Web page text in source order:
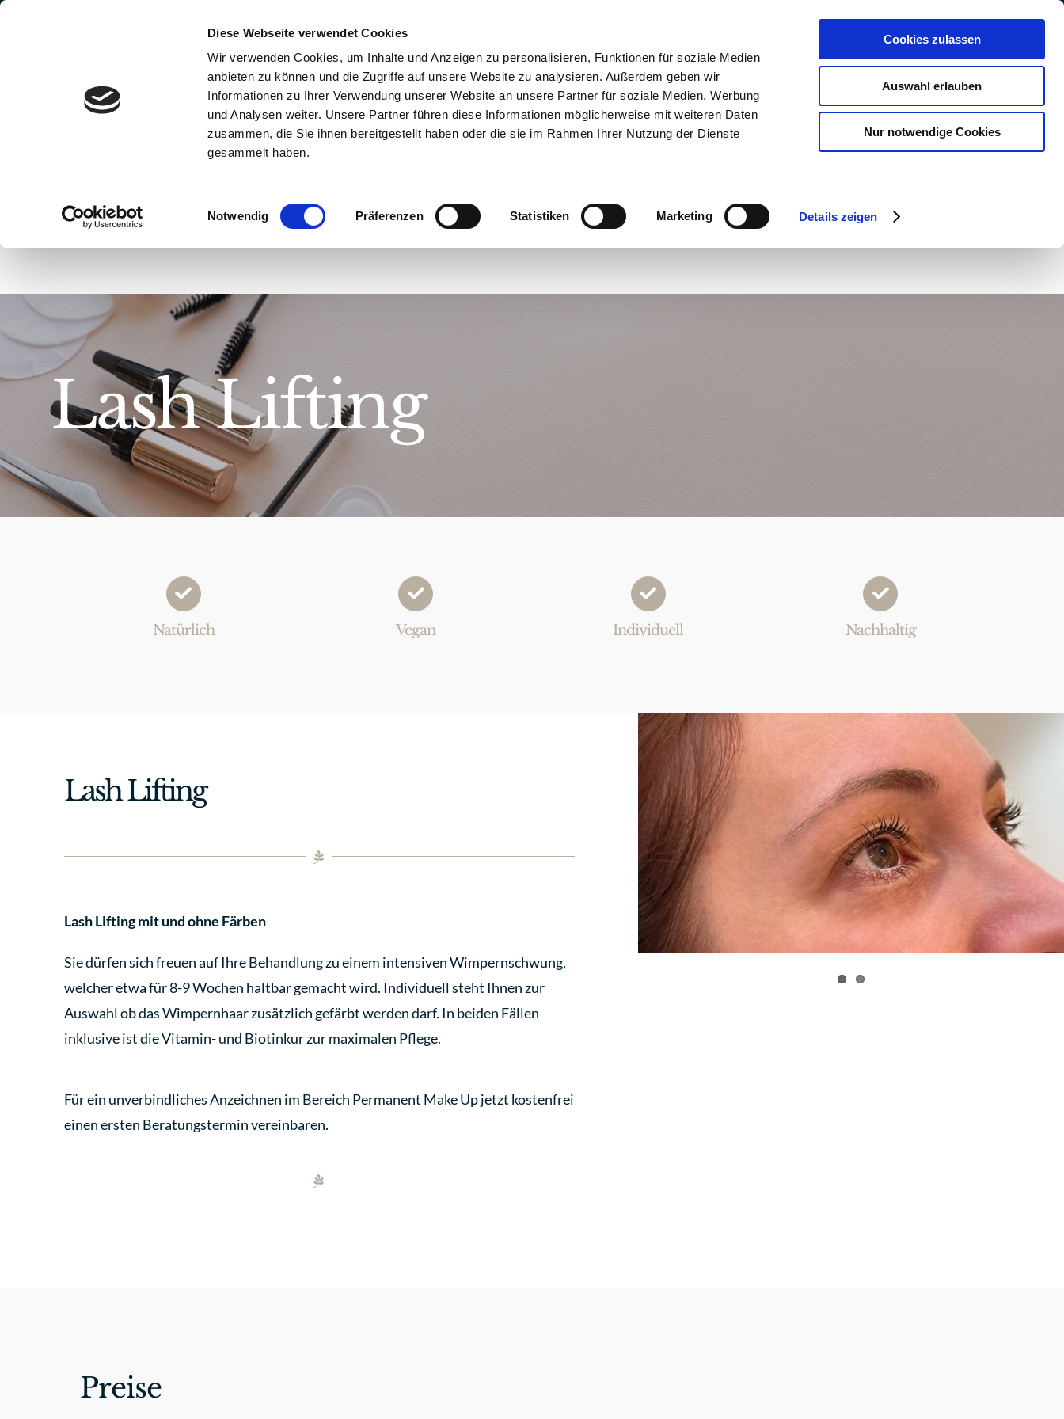
Diese Webseite verwendet Cookies
Wir verwenden Cookies, um Inhalte und Anzeigen zu personalisieren, Funktionen für soziale Medien
anbieten zu können und die Zugriffe auf unsere Website zu analysieren. Außerdem geben wir
Informationen zu Ihrer Verwendung unserer Website an unsere Partner für soziale Medien, Werbung
und Analysen weiter. Unsere Partner führen diese Informationen möglicherweise mit weiteren Daten
zusammen, die Sie ihnen bereitgestellt haben oder die sie im Rahmen Ihrer Nutzung der Dienste
gesammelt haben.
Einwilligungsauswahl
Notwendig Präferenzen Statistiken Marketing Details zeigen
Cookies zulassen
Auswahl erlauben
Nur notwendige Cookies
FacebookInstagramWhatsApp
Lash Lifting
Natürlich Vegan Individuell Nachhaltig
Lash Lifting
Lash Lifting mit und ohne Färben
Sie dürfen sich freuen auf Ihre Behandlung zu einem intensiven Wimpernschwung,
welcher etwa für 8-9 Wochen haltbar gemacht wird. Individuell steht Ihnen zur
Auswahl ob das Wimpernhaar zusätzlich gefärbt werden darf. In beiden Fällen
inklusive ist die Vitamin- und Biotinkur zur maximalen Pflege.
Für ein unverbindliches Anzeichnen im Bereich Permanent Make Up jetzt kostenfrei
einen ersten Beratungstermin vereinbaren.
Preise